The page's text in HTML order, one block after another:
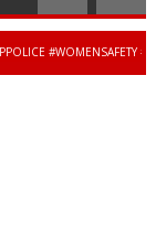
#WOMENSAFETY